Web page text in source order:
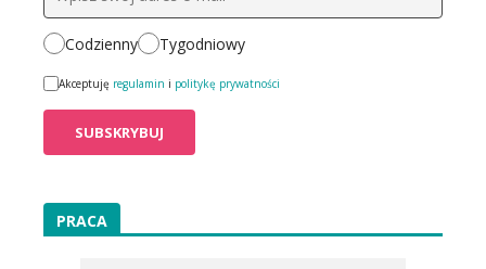
Codzienny Tygodniowy
Akceptuję regulamin i politykę prywatności
PRACA